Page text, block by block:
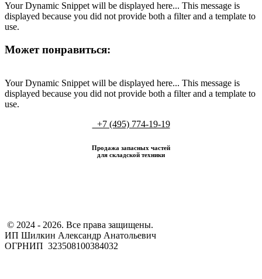
Your Dynamic Snippet will be displayed here... This message is
displayed because you did not provide both a filter and a template to
use.
Может понравиться:
Your Dynamic Snippet will be displayed here... This message is
displayed because you did not provide both a filter and a template to
use.
+7 (495) 774-19-19
Продажа запасных частей
для складской техники
​ © 2024 - 2026. Все права защищены.
ИП Шилкин Александр Анатольевич
ОГРНИП 323508100384032